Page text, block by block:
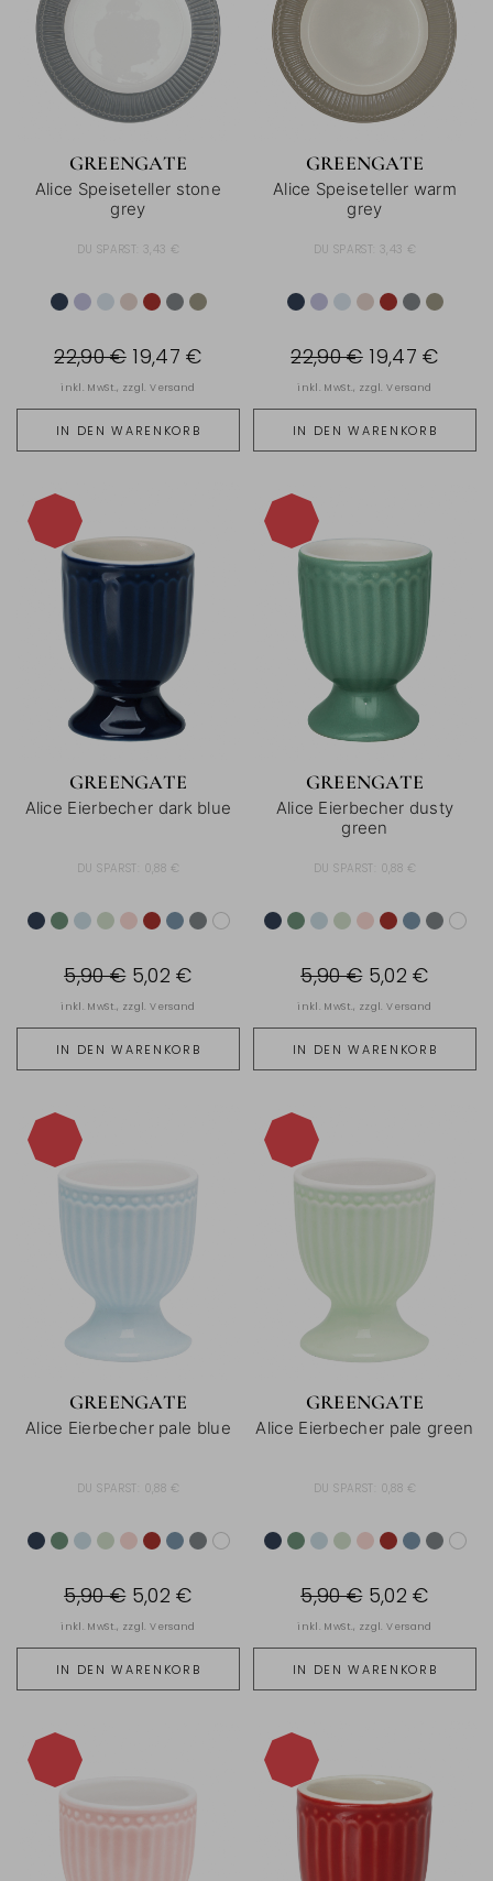
GREENGATE
Alice Speiseteller stone
grey
DU SPARST: 3,43 €
IN DEN WARENKORB
22,90 € 19,47 €
inkl. MwSt., zzgl.Versand
GREENGATE
Alice Speiseteller warm
grey
DU SPARST: 3,43 €
IN DEN WARENKORB
22,90 € 19,47 €
inkl. MwSt., zzgl.Versand
GREENGATE
Alice Eierbecher dark blue
DU SPARST: 0,88 €
IN DEN WARENKORB
5,90 € 5,02 €
inkl. MwSt., zzgl.Versand
GREENGATE
Alice Eierbecher dusty
green
DU SPARST: 0,88 €
IN DEN WARENKORB
5,90 € 5,02 €
inkl. MwSt., zzgl.Versand
GREENGATE
Alice Eierbecher pale blue
DU SPARST: 0,88 €
IN DEN WARENKORB
5,90 € 5,02 €
inkl. MwSt., zzgl.Versand
GREENGATE
Alice Eierbecher pale green
DU SPARST: 0,88 €
IN DEN WARENKORB
5,90 € 5,02 €
inkl. MwSt., zzgl.Versand